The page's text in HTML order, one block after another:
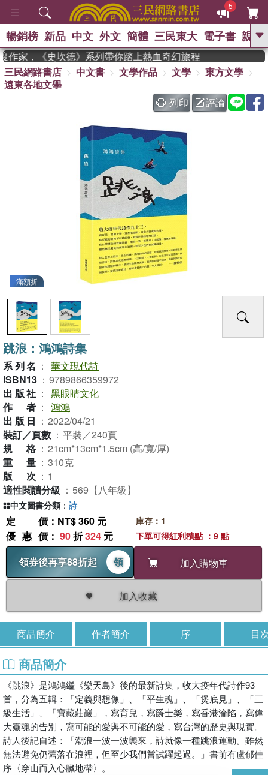
5
GO
熱搜： 東野圭吾 、 高希均教授回憶錄
史是一群喵 、 暑期推薦 、 國際布克
獎 臺灣漫遊錄 、 方念華 、 台灣的李
偉大的迷走神經
暢銷榜 新品 中文 外文 簡體 三民東大 電子書 親子
，《史坎德》系列帶你踏上熱血奇幻旅程
三民網路書店
中文書 文學作品 文學
東方文學
遠東各地文學
列印
評論
滿額折
跳浪：鴻鴻詩集
系列名 ： 華文現代詩
ISBN13 ： 9789866359972
出版社 ： 黑眼睛文化
作者 ： 鴻鴻
出版日 ： 2022/04/21
裝訂／頁數 ： 平裝／240頁
規格 ： 21cm*13cm*1.5cm (高/寬/厚)
重量 ： 310克
版次 ： 1
適性閱讀分級 ： 569【八年級】
定價 ：NT$ 360 元
優惠價 ： 90折324 元
領券後再享88折起
領 加入購物車
加入收藏
庫存：1
下單可得紅利積點 ：9 點
中文圖書分類 ： 詩
商品簡介 作者簡介 序 目
商品簡介
《跳浪》是鴻鴻繼《樂天島》後的最新詩集，收大疫年代詩作93
首，分為五輯：「定義與想像」、「平生魂」、「煲底見」、「三
級生活」、「寶藏莊巖」，寫育兒，寫爵士樂，寫香港淪陷，寫偉
大靈魂的告別，寫可能的愛與不可能的愛，寫台灣的歷史與現實。
詩人後記自述：「潮浪一波一波襲來，詩就像一種跳浪運動。雖然
無法避免仍舊落在浪裡，但至少我們嘗試躍起過。」書前有盧郁佳
序〈穿山而入心臟地帶〉。